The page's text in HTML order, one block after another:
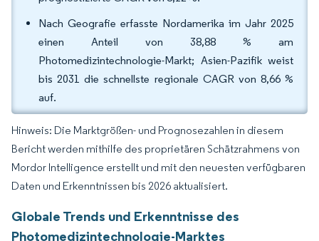
Nach Geografie erfasste Nordamerika im Jahr 2025
einen Anteil von 38,88 % am
Photomedizintechnologie-Markt; Asien-Pazifik weist
bis 2031 die schnellste regionale CAGR von 8,66 %
auf.
Hinweis: Die Marktgrößen- und Prognosezahlen in diesem
Bericht werden mithilfe des proprietären Schätzrahmens von
Mordor Intelligence erstellt und mit den neuesten verfügbaren
Daten und Erkenntnissen bis 2026 aktualisiert.
Globale Trends und Erkenntnisse des
Photomedizintechnologie-Marktes